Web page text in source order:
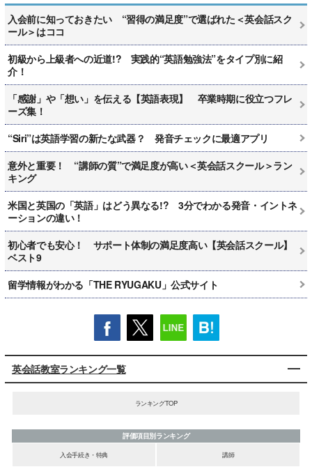
入会前に知っておきたい “習得の満足度”で選ばれた＜英会話スク
ール＞はココ
初級から上級者への近道!? 実践的“英語勉強法”をタイプ別に紹
介！
「感謝」や「想い」を伝える【英語表現】 卒業時期に役立つフレ
ーズ集！
“Siri”は英語学習の新たな武器？ 発音チェックに最適アプリ
意外と重要！ “講師の質”で満足度が高い＜英会話スクール＞ラン
キング
米国と英国の「英語」はどう異なる!? 3分でわかる発音・イントネ
ーションの違い！
初心者でも安心！ サポート体制の満足度高い【英会話スクール】
ベスト9
留学情報がわかる「THE RYUGAKU」公式サイト
英会話教室ランキング一覧
ランキングTOP
評価項目別ランキング
入会手続き・特典
講師